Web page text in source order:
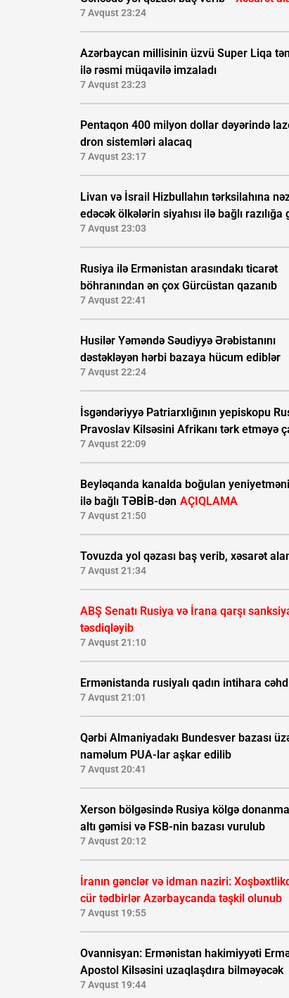
7 Avqust 23:24
Azərbaycan millisinin üzvü Super Liqa
ilə rəsmi müqavilə imzaladı
7 Avqust 23:23
Pentaqon 400 milyon dollar dəyərində
dron sistemləri alacaq
7 Avqust 23:17
Livan və İsrail Hizbullahın tərksilahına
edəcək ölkələrin siyahısı ilə bağlı razılığa
7 Avqust 23:03
Rusiya ilə Ermənistan arasındakı ticarət
böhranından ən çox Gürcüstan qazanıb
7 Avqust 22:41
Husilər Yəməndə Səudiyyə Ərəbistanını
dəstəkləyən hərbi bazaya hücum ediblər
7 Avqust 22:24
İsgəndəriyyə Patriarxlığının yepiskopu
Pravoslav Kilsəsini Afrikanı tərk etməyə
7 Avqust 22:09
Beyləqanda kanalda boğulan
ilə bağlı TƏBİB-dən AÇIQLAMA
7 Avqust 21:50
Tovuzda yol qəzası baş verib, xəsarət
7 Avqust 21:34
ABŞ Senatı Rusiya və İrana qarşı
təsdiqləyib
7 Avqust 21:10
Ermənistanda rusiyalı qadın intihara
7 Avqust 21:01
Qərbi Almaniyadakı Bundesver bazası
naməlum PUA-lar aşkar edilib
7 Avqust 20:41
Xerson bölgəsində Rusiya kölgə
altı gəmisi və FSB-nin bazası vurulub
7 Avqust 20:12
İranın gənclər və idman naziri:
cür tədbirlər Azərbaycanda təşkil olunub
7 Avqust 19:55
Ovannisyan: Ermənistan hakimiyyəti
Apostol Kilsəsini uzaqlaşdıra bilməyəcək
7 Avqust 19:44